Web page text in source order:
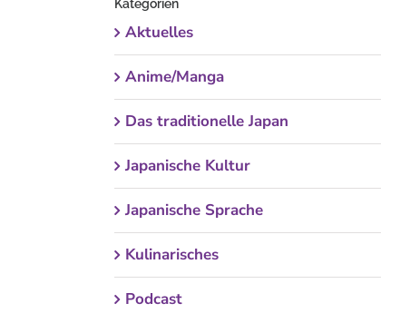
Kategorien
Aktuelles
Anime/Manga
Das traditionelle Japan
Japanische Kultur
Japanische Sprache
Kulinarisches
Podcast